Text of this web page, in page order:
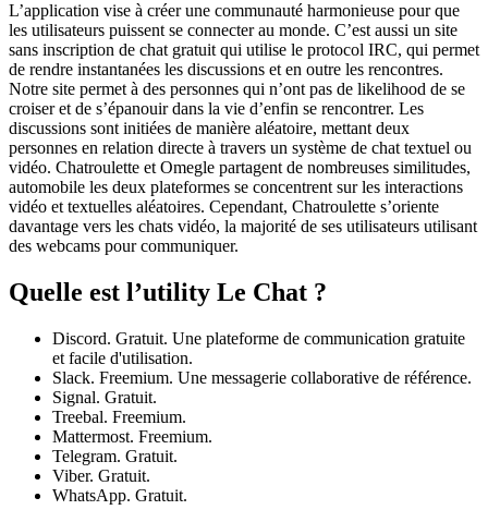
L’application vise à créer une communauté harmonieuse pour que
les utilisateurs puissent se connecter au monde. C’est aussi un site
sans inscription de chat gratuit qui utilise le protocol IRC, qui permet
de rendre instantanées les discussions et en outre les rencontres.
Notre site permet à des personnes qui n’ont pas de likelihood de se
croiser et de s’épanouir dans la vie d’enfin se rencontrer. Les
discussions sont initiées de manière aléatoire, mettant deux
personnes en relation directe à travers un système de chat textuel ou
vidéo. Chatroulette et Omegle partagent de nombreuses similitudes,
automobile les deux plateformes se concentrent sur les interactions
vidéo et textuelles aléatoires. Cependant, Chatroulette s’oriente
davantage vers les chats vidéo, la majorité de ses utilisateurs utilisant
des webcams pour communiquer.
Quelle est l’utility Le Chat ?
Discord. Gratuit. Une plateforme de communication gratuite
et facile d'utilisation.
Slack. Freemium. Une messagerie collaborative de référence.
Signal. Gratuit.
Treebal. Freemium.
Mattermost. Freemium.
Telegram. Gratuit.
Viber. Gratuit.
WhatsApp. Gratuit.